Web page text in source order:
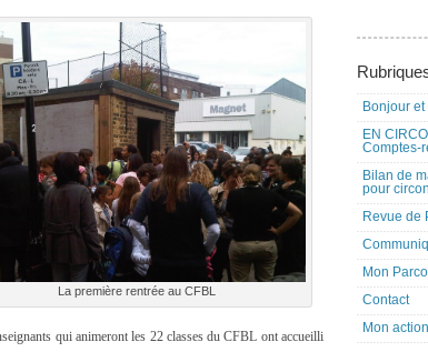
La première rentrée au CFBL
qui animeront les 22 classes du CFBL ont accueilli
Bonjour
EN
Comptes-
Bilan de
pour
Revue de
Mon
Contact
Mon